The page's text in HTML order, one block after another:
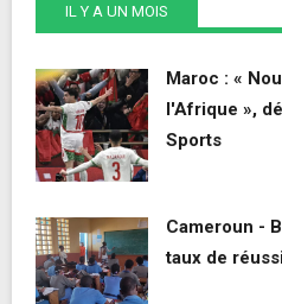
IL Y A UN MOIS
Maroc : «
l'Afrique »,
Sports
Cameroun -
taux de